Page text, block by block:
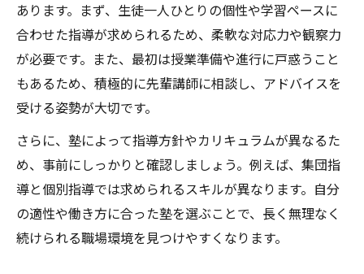
あります。まず、生徒一人ひとりの個性や学習ペースに
合わせた指導が求められるため、柔軟な対応力や観察力
が必要です。また、最初は授業準備や進行に戸惑うこと
もあるため、積極的に先輩講師に相談し、アドバイスを
受ける姿勢が大切です。
さらに、塾によって指導方針やカリキュラムが異なるた
め、事前にしっかりと確認しましょう。例えば、集団指
導と個別指導では求められるスキルが異なります。自分
の適性や働き方に合った塾を選ぶことで、長く無理なく
続けられる職場環境を見つけやすくなります。